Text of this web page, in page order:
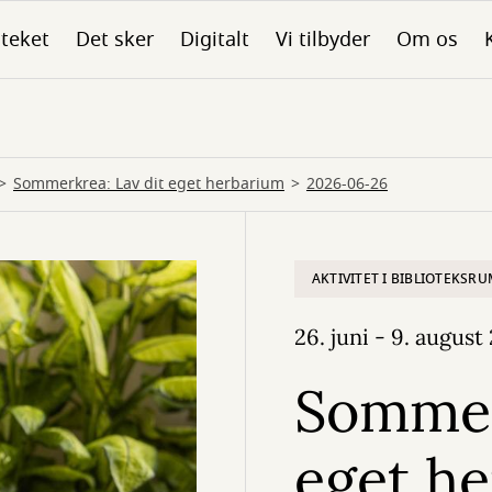
Det sker Digitalt Vi tilbyder Om os
Sommerkrea: Lav dit eget herbarium 2026-06-26
AKTIVITET I
26. juni - 9. august